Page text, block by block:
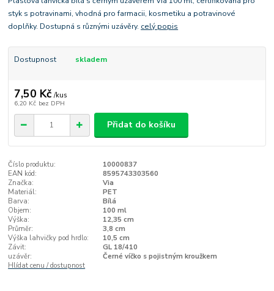
styk s potravinami, vhodná pro farmacii, kosmetiku a potravinové
doplňky. Dostupná s různými uzávěry. celý popis
Dostupnost skladem
7,50 Kč /kus
6,20 Kč bez DPH
Přidat do košíku
Číslo produktu:
10000837
EAN kód:
8595743303560
Značka:
Via
Materiál:
PET
Barva:
Bílá
Objem:
100 ml
Výška:
12,35 cm
Průměr:
3,8 cm
Výška lahvičky pod hrdlo:
10,5 cm
Závit:
GL 18/410
uzávěr:
Černé víčko s pojistným kroužkem
Hlídat cenu / dostupnost